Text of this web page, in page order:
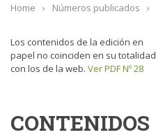
Home › Números publicados ›
Los contenidos de la edición en
papel no coinciden en su totalidad
con los de la web. Ver PDF Nº 28
CONTENIDOS